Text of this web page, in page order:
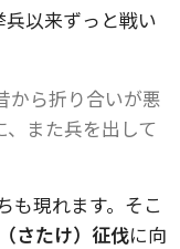
以来ずっと戦い
ら折り合いが悪
また兵を出して
も現れます。そこ
さたけ）征伐に向